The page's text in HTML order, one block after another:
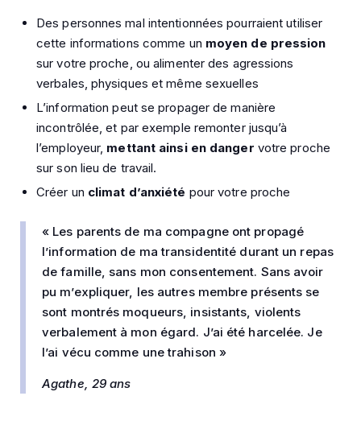
Des personnes mal intentionnées pourraient utiliser
cette informations comme un moyen de pression
sur votre proche, ou alimenter des agressions
verbales, physiques et même sexuelles
L’information peut se propager de manière
incontrôlée, et par exemple remonter jusqu’à
l’employeur, mettant ainsi en danger votre proche
sur son lieu de travail.
Créer un climat d’anxiété pour votre proche
« Les parents de ma compagne ont propagé
l’information de ma transidentité durant un repas
de famille, sans mon consentement. Sans avoir
pu m’expliquer, les autres membre présents se
sont montrés moqueurs, insistants, violents
verbalement à mon égard. J’ai été harcelée. Je
l’ai vécu comme une trahison »
Agathe, 29 ans